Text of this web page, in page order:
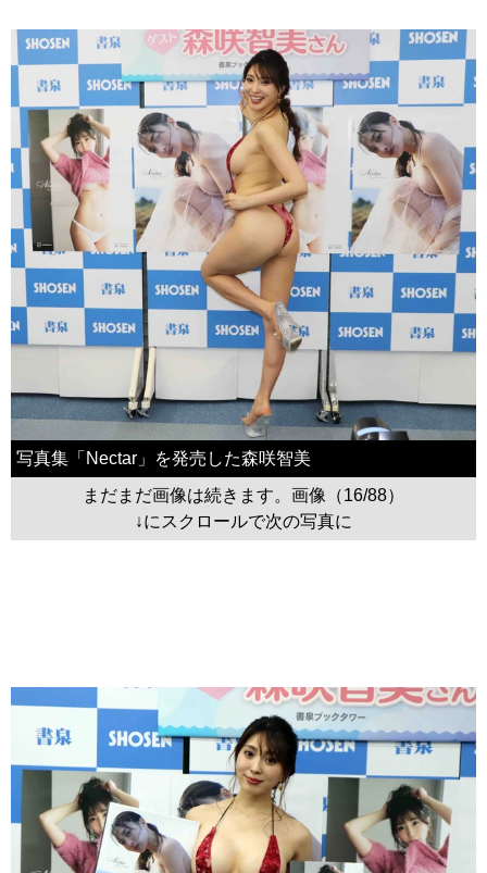
写真集「Nectar」を発売した森咲智美
まだまだ画像は続きます。画像（16/88）
↓にスクロールで次の写真に